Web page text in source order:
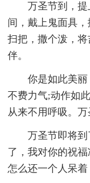
万圣节到，
间，戴上鬼面具
扫把，撒个泼，
伴。
你是如此美
不费力气;动作如
从来不用呼吸。万
万圣节即将
了，我对你的祝
怎么还一个人呆着